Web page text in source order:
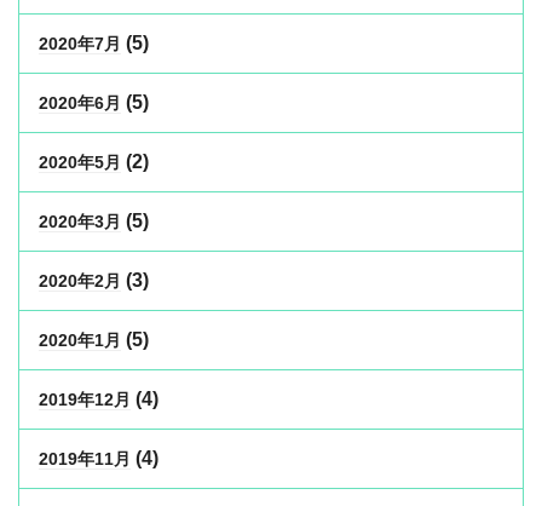
2020年7月 (5)
2020年6月 (5)
2020年5月 (2)
2020年3月 (5)
2020年2月 (3)
2020年1月 (5)
2019年12月 (4)
2019年11月 (4)